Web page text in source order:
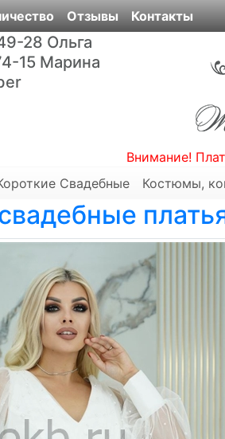
Отзывы Контакты
28 Ольга
15 Марина
Внимание!
Свадебные Костюмы,